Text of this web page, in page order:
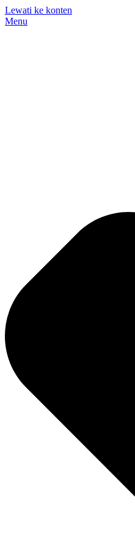
Lewati ke konten
Menu